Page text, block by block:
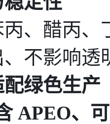
、醋丙
不影响透
绿色生产
APEO、